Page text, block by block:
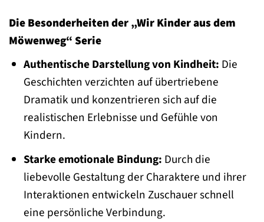
Die Besonderheiten der „Wir Kinder aus dem
Möwenweg“ Serie
Authentische Darstellung von Kindheit: Die
Geschichten verzichten auf übertriebene
Dramatik und konzentrieren sich auf die
realistischen Erlebnisse und Gefühle von
Kindern.
Starke emotionale Bindung: Durch die
liebevolle Gestaltung der Charaktere und ihrer
Interaktionen entwickeln Zuschauer schnell
eine persönliche Verbindung.